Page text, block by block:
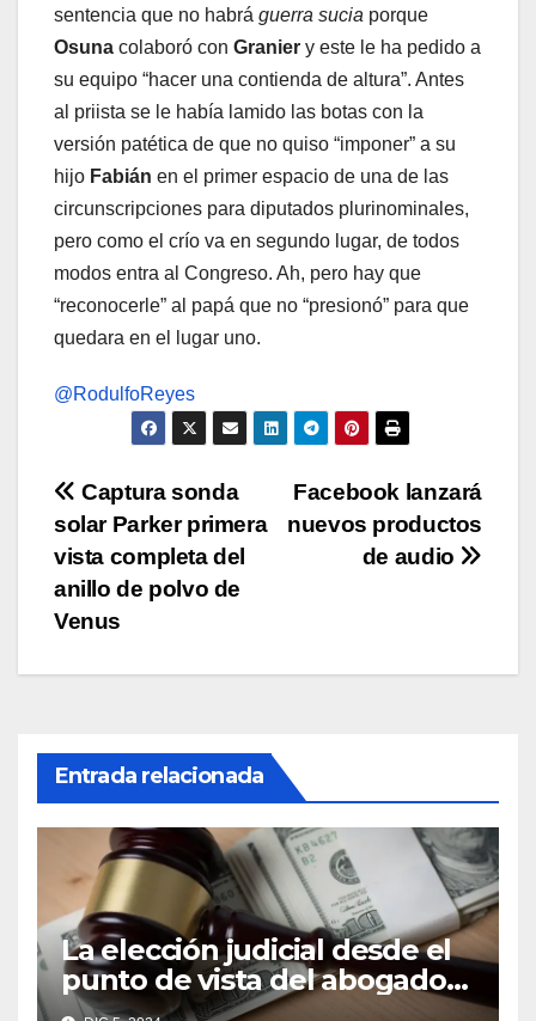
sentencia que no habrá guerra sucia porque
Osuna colaboró con Granier y este le ha pedido a
su equipo “hacer una contienda de altura”. Antes
al priista se le había lamido las botas con la
versión patética de que no quiso “imponer” a su
hijo Fabián en el primer espacio de una de las
circunscripciones para diputados plurinominales,
pero como el crío va en segundo lugar, de todos
modos entra al Congreso. Ah, pero hay que
“reconocerle” al papá que no “presionó” para que
quedara en el lugar uno.
@RodulfoReyes
Navegación
de
entradas
Facebook lanzará
nuevos productos
de audio
Captura sonda
solar Parker primera
vista completa del
anillo de polvo de
Venus
Entrada relacionada
La elección judicial desde el
punto de vista del abogado
Edgar Galindo Macedo